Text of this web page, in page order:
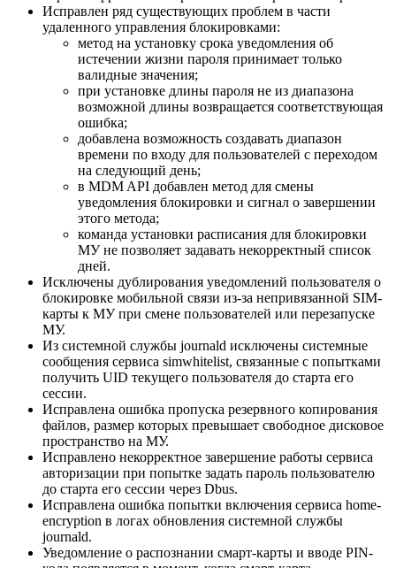
Исправлен ряд существующих проблем в части
удаленного управления блокировками:
метод на установку срока уведомления об
истечении жизни пароля принимает только
валидные значения;
при установке длины пароля не из диапазона
возможной длины возвращается соответствующая
ошибка;
добавлена возможность создавать диапазон
времени по входу для пользователей с переходом
на следующий день;
в MDM API добавлен метод для смены
уведомления блокировки и сигнал о завершении
этого метода;
команда установки расписания для блокировки
МУ не позволяет задавать некорректный список
дней.
Исключены дублирования уведомлений пользователя о
блокировке мобильной связи из-за непривязанной SIM-
карты к МУ при смене пользователей или перезапуске
МУ.
Из системной службы journald исключены системные
сообщения сервиса simwhitelist, связанные с попытками
получить UID текущего пользователя до старта его
сессии.
Исправлена ошибка пропуска резервного копирования
файлов, размер которых превышает свободное дисковое
пространство на МУ.
Исправлено некорректное завершение работы сервиса
авторизации при попытке задать пароль пользователю
до старта его сессии через Dbus.
Исправлена ошибка попытки включения сервиса home-
encryption в логах обновления системной службы
journald.
Уведомление о распознании смарт-карты и вводе PIN-